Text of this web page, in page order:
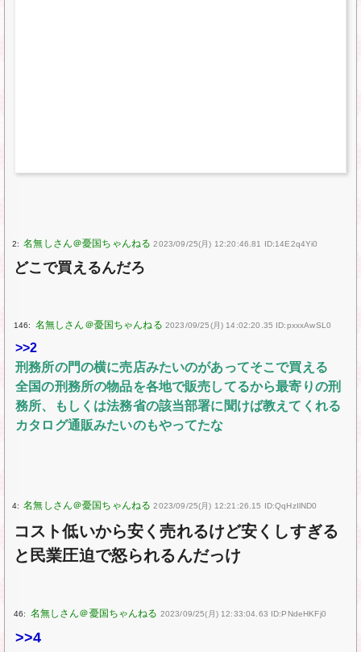
2: 2023/09/25(月) 12:20:46.81 ID:14E2q4Yi0
どこで買えるんだろ
146: 2023/09/25(月) 14:02:20.35 ID:pxxxAwSL0
>>2
刑務所の門の横に売店みたいのがあってそこで買える
全国の刑務所の物品を各地で販売してるから最寄りの刑
務所、もしくは法務省の該当部署に聞けば教えてくれる
カタログ通販みたいのもやってたな
4: 2023/09/25(月) 12:21:26.15 ID:QqHzIlND0
コスト低いから安く売れるけど安くしすぎる
と民業圧迫で怒られるんだっけ
46: 2023/09/25(月) 12:33:04.63 ID:PNdeHKFj0
>>4